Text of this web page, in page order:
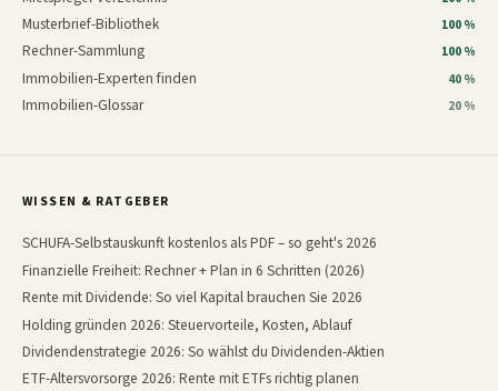
Musterbrief-Bibliothek 100 %
Rechner-Sammlung 100 %
Immobilien-Experten finden 40 %
Immobilien-Glossar 20 %
WISSEN & RATGEBER
SCHUFA-Selbstauskunft kostenlos als PDF – so geht's 2026
Finanzielle Freiheit: Rechner + Plan in 6 Schritten (2026)
Rente mit Dividende: So viel Kapital brauchen Sie 2026
Holding gründen 2026: Steuervorteile, Kosten, Ablauf
Dividendenstrategie 2026: So wählst du Dividenden-Aktien
ETF-Altersvorsorge 2026: Rente mit ETFs richtig planen